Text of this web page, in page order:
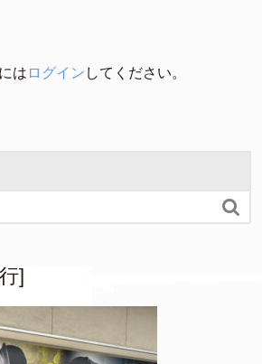
は ログイン してください。

]